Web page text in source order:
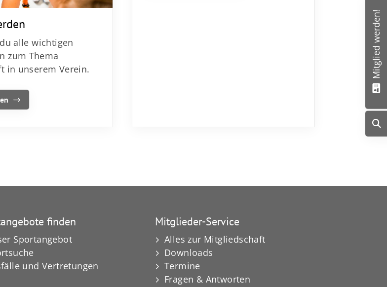
alle wichtigen
zum Thema
in unserem Verein.
finden
Sportangebot
und Vertretungen
Mitglieder-Service
Alles zur Mitgliedschaft
Downloads
Termine
Fragen & Antworten
Mitglied werden!